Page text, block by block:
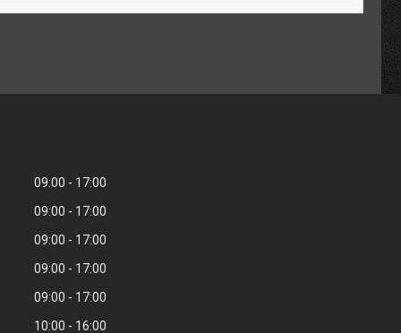
09:00
17:00
09:00
17:00
09:00
17:00
09:00
17:00
09:00
17:00
10:00
16:00